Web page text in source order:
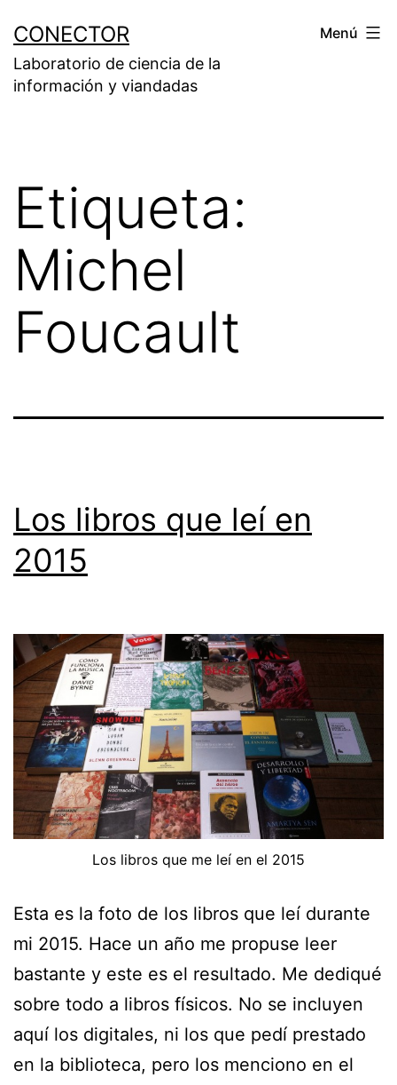
contenido
CONECTOR
Laboratorio de ciencia de la
información y viandadas
Menú
Etiqueta:
Michel
Foucault
Los libros que leí en
2015
Los libros que me leí en el 2015
Esta es la foto de los libros que leí durante
mi 2015. Hace un año me propuse leer
bastante y este es el resultado. Me dediqué
sobre todo a libros físicos. No se incluyen
aquí los digitales, ni los que pedí prestado
en la biblioteca, pero los menciono en el